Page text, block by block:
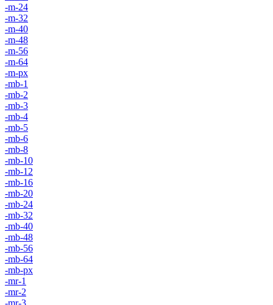
-m-24
-m-32
-m-40
-m-48
-m-56
-m-64
-m-px
-mb-1
-mb-2
-mb-3
-mb-4
-mb-5
-mb-6
-mb-8
-mb-10
-mb-12
-mb-16
-mb-20
-mb-24
-mb-32
-mb-40
-mb-48
-mb-56
-mb-64
-mb-px
-mr-1
-mr-2
-mr-3